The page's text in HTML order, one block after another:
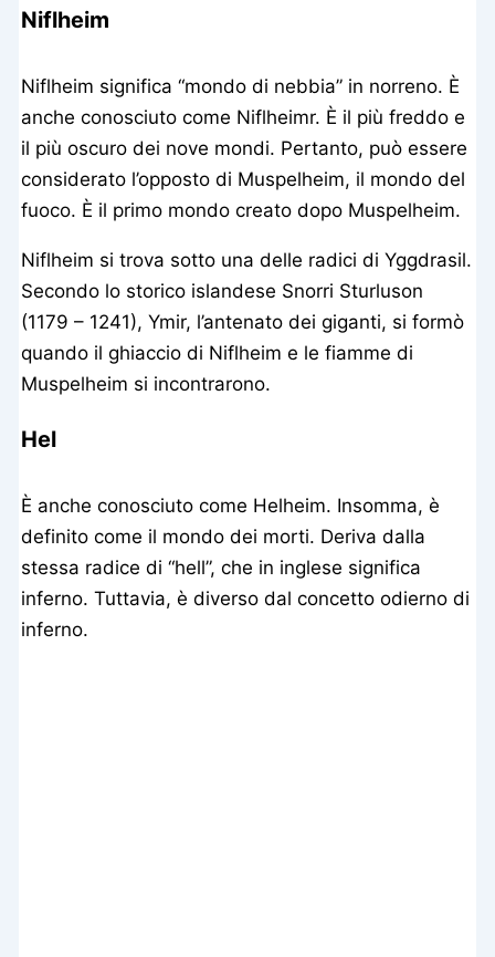
Niflheim
Niflheim significa “mondo di nebbia” in norreno. È
anche conosciuto come Niflheimr. È il più freddo e
il più oscuro dei nove mondi. Pertanto, può essere
considerato l’opposto di Muspelheim, il mondo del
fuoco. È il primo mondo creato dopo Muspelheim.
Niflheim si trova sotto una delle radici di Yggdrasil.
Secondo lo storico islandese Snorri Sturluson
(1179 – 1241), Ymir, l’antenato dei giganti, si formò
quando il ghiaccio di Niflheim e le fiamme di
Muspelheim si incontrarono.
Hel
È anche conosciuto come Helheim. Insomma, è
definito come il mondo dei morti. Deriva dalla
stessa radice di “hell”, che in inglese significa
inferno. Tuttavia, è diverso dal concetto odierno di
inferno.